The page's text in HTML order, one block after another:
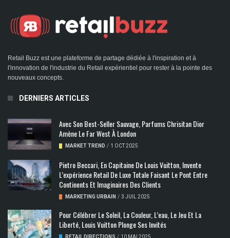
Retail Buzz est une plateforme de partage dédiée à l'inspiration et à
l'innovation de l'industrie du Retail expérientiel pour rester à la pointe des
nouveaux concepts.
DERNIERS ARTICLES
Avec Son Best-Seller Sauvage, Parfums Chrisitan Dior
Amène Le Far West À London
MARKET TREND / 1 OCT 2025
Pietro Beccari, En Capitaine De Louis Vuitton, Invente
L’expérience Retail De Luxe Totale Faisant Le Pont Entre
Continents Et Imaginaires Des Clients
MARKETING URBAIN / 3 JUIL 2025
Pour Célébrer Le Soleil, La Couleur, L’eau, Le Jeu Et La
Liberté, Louis Vuitton Plonge Ses Invités
RETAIL DIRECTIONS / 10 MAI 2025